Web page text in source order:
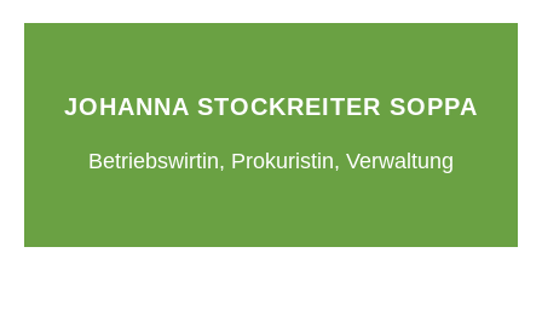
JOHANNA STOCKREITER SOPPA
Betriebswirtin, Prokuristin, Verwaltung